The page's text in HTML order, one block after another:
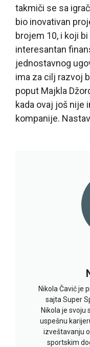
takmiči se sa
bio inovativan
brojem 10, i koji
interesantan
jednostavnog
ima za cilj razvoj
poput Majkla
kada ovaj još nije
kompanije.
Nikola Čavić je
sajta Super
Nikola je svoju
uspešnu
izveštavanju
sportskim